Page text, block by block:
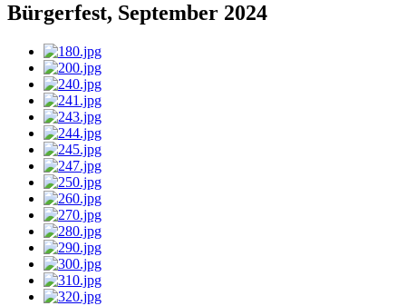
Bürgerfest, September 2024